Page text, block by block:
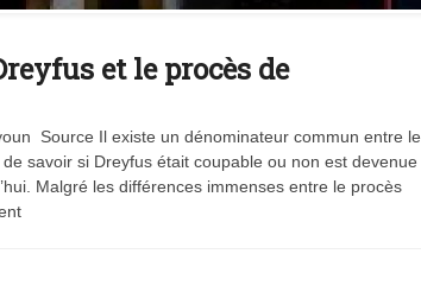
et le procès de
Source Il existe un dénominateur commun entre le
savoir si Dreyfus était coupable ou non est devenue
Malgré les différences immenses entre le procès
Vidéo d’Itamar Ben Gvir :
historique juive face à
l’injonction de faiblesse ?